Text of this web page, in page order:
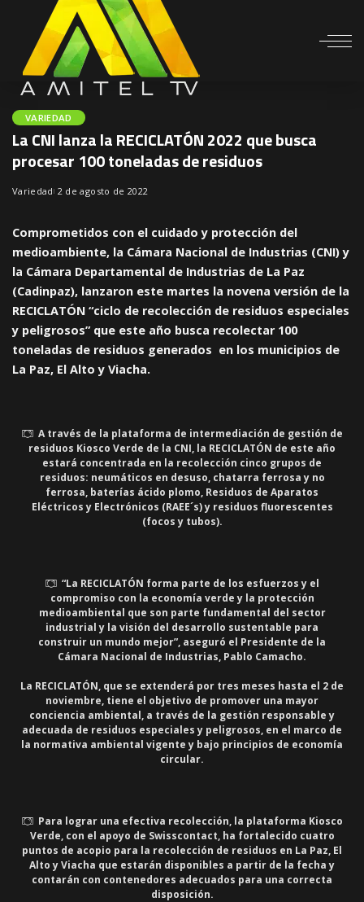
VARIEDAD
La CNI lanza la RECICLATÓN 2022 que busca
procesar 100 toneladas de residuos
Variedad 2 de agosto de 2022
Comprometidos con el cuidado y protección del
medioambiente, la Cámara Nacional de Industrias (CNI) y
la Cámara Departamental de Industrias de La Paz
(Cadinpaz), lanzaron este martes la novena versión de la
RECICLATÓN “ciclo de recolección de residuos especiales
y peligrosos” que este año busca recolectar 100
toneladas de residuos generados en los municipios de
La Paz, El Alto y Viacha.
A través de la plataforma de intermediación de gestión de
residuos Kiosco Verde de la CNI, la RECICLATÓN de este año
estará concentrada en la recolección cinco grupos de
residuos: neumáticos en desuso, chatarra ferrosa y no
ferrosa, baterías ácido plomo, Residuos de Aparatos
Eléctricos y Electrónicos (RAEE´s) y residuos fluorescentes
(focos y tubos).
“La RECICLATÓN forma parte de los esfuerzos y el
compromiso con la economía verde y la protección
medioambiental que son parte fundamental del sector
industrial y la visión del desarrollo sustentable para
construir un mundo mejor”, aseguró el Presidente de la
Cámara Nacional de Industrias, Pablo Camacho.
La RECICLATÓN, que se extenderá por tres meses hasta el 2 de
noviembre, tiene el objetivo de promover una mayor
conciencia ambiental, a través de la gestión responsable y
adecuada de residuos especiales y peligrosos, en el marco de
la normativa ambiental vigente y bajo principios de economía
circular.
Para lograr una efectiva recolección, la plataforma Kiosco
Verde, con el apoyo de Swisscontact, ha fortalecido cuatro
puntos de acopio para la recolección de residuos en La Paz, El
Alto y Viacha que estarán disponibles a partir de la fecha y
contarán con contenedores adecuados para una correcta
disposición.